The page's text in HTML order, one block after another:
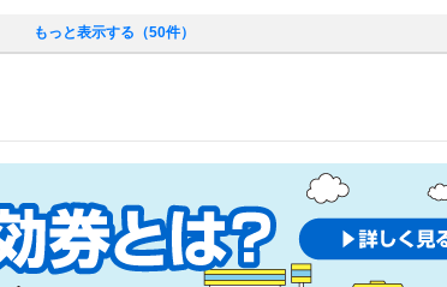
もっと表示する（50件）